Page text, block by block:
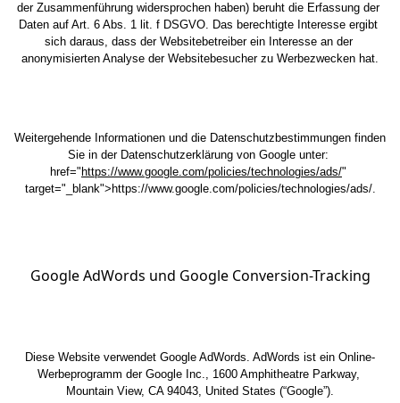
der Zusammenführung widersprochen haben) beruht die Erfassung der
Daten auf Art. 6 Abs. 1 lit. f DSGVO. Das berechtigte Interesse ergibt
sich daraus, dass der Websitebetreiber ein Interesse an der
anonymisierten Analyse der Websitebesucher zu Werbezwecken hat.
Weitergehende Informationen und die Datenschutzbestimmungen finden
href=" https://www.google.com/policies/technologies/ads/"
target="_blank"> https://www.google.com/policies/technologies/ads/.
Google AdWords und Google Conversion-Tracking
Diese Website verwendet Google AdWords. AdWords ist ein Online-
Werbeprogramm der Google Inc., 1600 Amphitheatre Parkway,
Mountain View, CA 94043, United States (“Google”).